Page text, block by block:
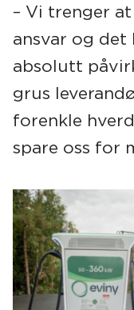
– Vi trenger
ansvar og det
absolutt
grus
forenkle
spare oss for